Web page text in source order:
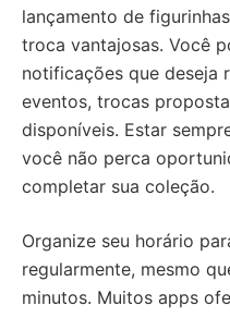
lançamento de
troca vantajosas. Você
notificações que deseja
eventos, trocas
disponíveis. Estar
você não perca
completar sua coleção.
Organize seu horário
regularmente, mesmo
minutos. Muitos apps